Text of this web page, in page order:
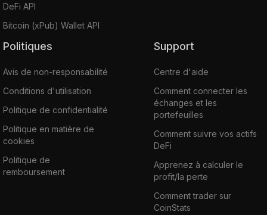
DeFi API
Bitcoin (xPub) Wallet API
Politiques
Avis de non-responsabilité
Conditions d'utilisation
Politique de confidentialité
Politique en matière de
cookies
Politique de
remboursement
Support
Centre d'aide
Comment connecter les
échanges et les
portefeuilles
Comment suivre vos actifs
DeFi
Apprenez à calculer le
profit/la perte
Comment trader sur
CoinStats